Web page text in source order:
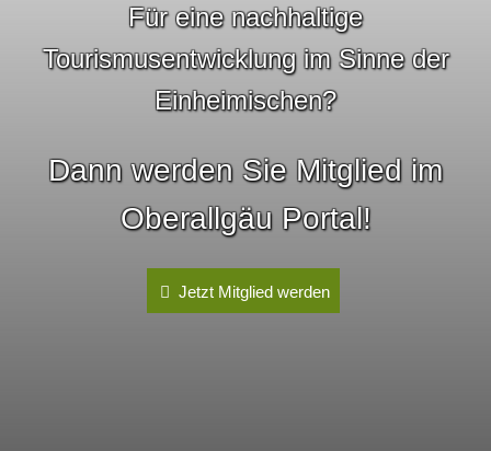
Für eine nachhaltige
Tourismusentwicklung im Sinne der
Einheimischen?
Dann werden Sie Mitglied im
Oberallgäu Portal!
Jetzt Mitglied werden